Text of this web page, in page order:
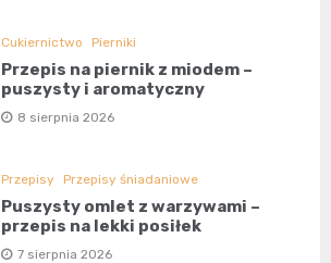
Cukiernictwo Pierniki
Przepis na piernik z miodem –
puszysty i aromatyczny
8 sierpnia 2026
Przepisy Przepisy śniadaniowe
Puszysty omlet z warzywami –
przepis na lekki posiłek
7 sierpnia 2026